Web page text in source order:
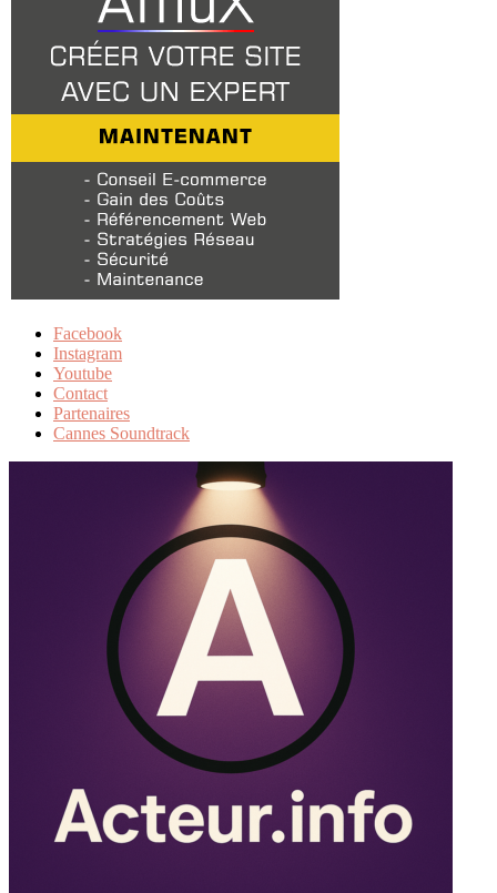
Facebook
Instagram
Youtube
Contact
Partenaires
Cannes Soundtrack